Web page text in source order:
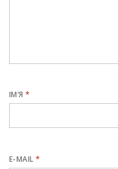
ІМ’Я*
E-MAIL*